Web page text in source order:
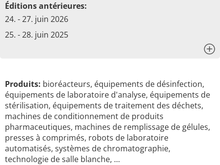
Éditions antérieures:
24. - 27. juin 2026
25. - 28. juin 2025
Produits: bioréacteurs, équipements de désinfection,
équipements de laboratoire d'analyse, équipements de
stérilisation, équipements de traitement des déchets,
machines de conditionnement de produits
pharmaceutiques, machines de remplissage de gélules,
presses à comprimés, robots de laboratoire
automatisés, systèmes de chromatographie,
technologie de salle blanche, …